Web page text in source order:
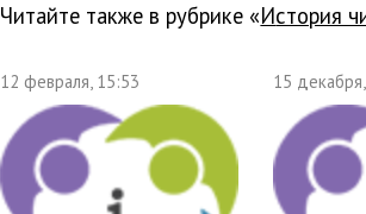
Читайте также в рубрике « История
12 февраля, 15:53 15